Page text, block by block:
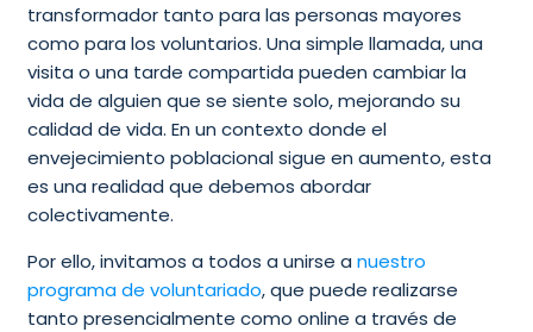
transformador tanto para las personas mayores
como para los voluntarios. Una simple llamada, una
visita o una tarde compartida pueden cambiar la
vida de alguien que se siente solo, mejorando su
calidad de vida. En un contexto donde el
envejecimiento poblacional sigue en aumento, esta
es una realidad que debemos abordar
colectivamente.
Por ello, invitamos a todos a unirse a nuestro
programa de voluntariado, que puede realizarse
tanto presencialmente como online a través de